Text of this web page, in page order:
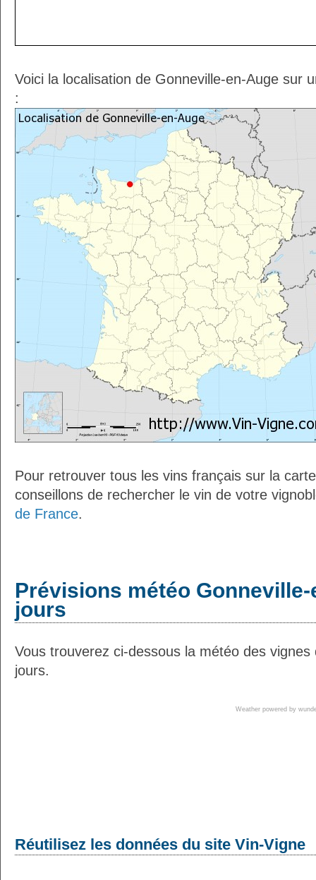
Voici la localisation de Gonneville-en-Auge sur
:
Pour retrouver tous les vins français sur la
conseillons de rechercher le vin de votre
de France.
Prévisions météo Gonneville-
jours
Vous trouverez ci-dessous la météo des
jours.
Weather powered by
Réutilisez les données du site Vin-Vigne